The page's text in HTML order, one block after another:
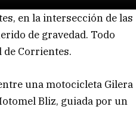
en la intersección de las
de gravedad. Todo
Corrientes.
una motocicleta Gilera
Bliz, guiada por un